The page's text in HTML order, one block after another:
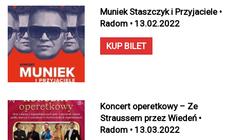
Muniek Staszczyk i Przyjaciele •
Radom • 13.02.2022
KUP BILET
Koncert operetkowy – Ze
Straussem przez Wiedeń •
Radom • 13.03.2022